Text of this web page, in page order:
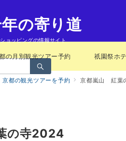
の寄り道
ョッピングの情報サイト
の月別観光ツアー予約 祇園祭ホ
京都の観光ツアーを予約 京都嵐山 紅葉
の寺2024